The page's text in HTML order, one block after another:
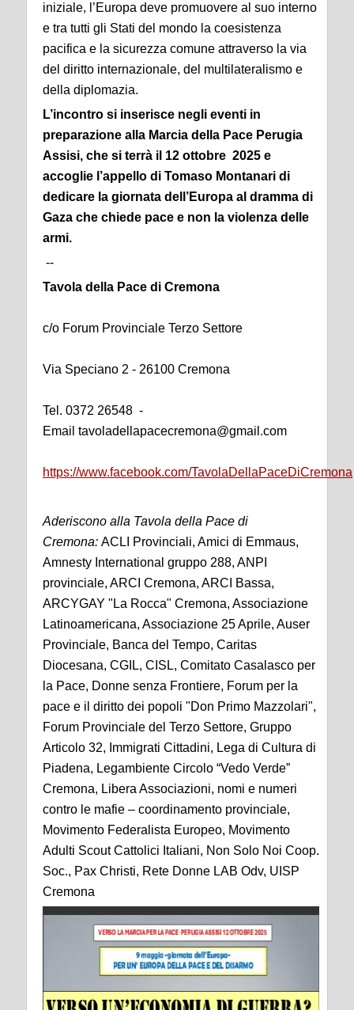
iniziale, l’Europa deve promuovere al suo interno
e tra tutti gli Stati del mondo la coesistenza
pacifica e la sicurezza comune attraverso la via
del diritto internazionale, del multilateralismo e
della diplomazia.
L’incontro si inserisce negli eventi in
preparazione alla Marcia della Pace Perugia
Assisi, che si terrà il 12 ottobre 2025 e
accoglie l’appello di Tomaso Montanari di
dedicare la giornata dell’Europa al dramma di
Gaza che chiede pace e non la violenza delle
armi.
--
Tavola della Pace di Cremona
c/o Forum Provinciale Terzo Settore
Via Speciano 2 - 26100 Cremona
Tel. 0372 26548 -
Email tavoladellapacecremona@gmail.com
https://www.facebook.com/TavolaDellaPaceDiCremona
Aderiscono alla Tavola della Pace di
Cremona: ACLI Provinciali, Amici di Emmaus,
Amnesty International gruppo 288, ANPI
provinciale, ARCI Cremona, ARCI Bassa,
ARCYGAY "La Rocca" Cremona, Associazione
Latinoamericana, Associazione 25 Aprile, Auser
Provinciale, Banca del Tempo, Caritas
Diocesana, CGIL, CISL, Comitato Casalasco per
la Pace, Donne senza Frontiere, Forum per la
pace e il diritto dei popoli "Don Primo Mazzolari",
Forum Provinciale del Terzo Settore, Gruppo
Articolo 32, Immigrati Cittadini, Lega di Cultura di
Piadena, Legambiente Circolo “Vedo Verde”
Cremona, Libera Associazioni, nomi e numeri
contro le mafie – coordinamento provinciale,
Movimento Federalista Europeo, Movimento
Adulti Scout Cattolici Italiani, Non Solo Noi Coop.
Soc., Pax Christi, Rete Donne LAB Odv, UISP
Cremona